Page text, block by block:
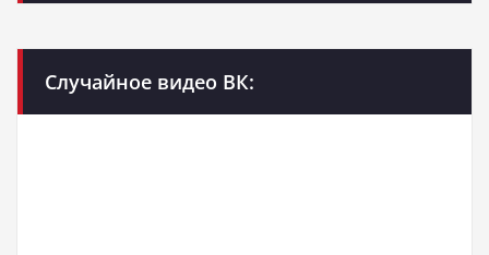
Случайное видео ВК: